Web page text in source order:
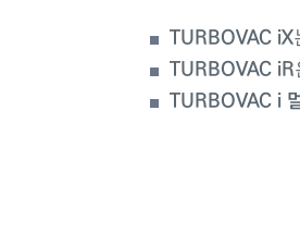
TURBOVAC iX
TURBOVAC iR
TURBOVAC i